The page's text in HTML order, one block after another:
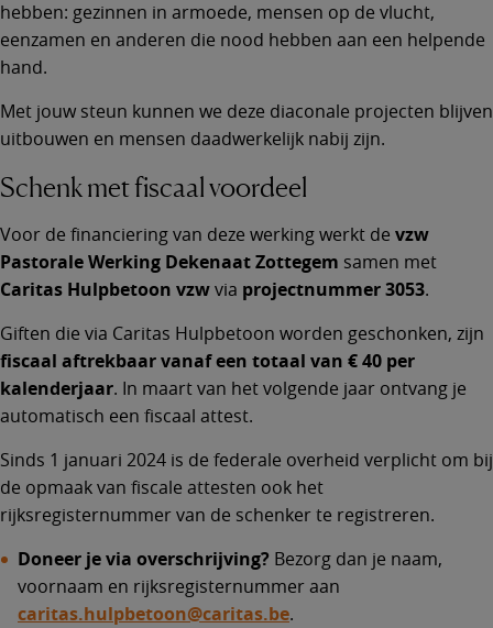
hebben: gezinnen in armoede, mensen op de vlucht,
eenzamen en anderen die nood hebben aan een helpende
hand.
Met jouw steun kunnen we deze diaconale projecten blijven
uitbouwen en mensen daadwerkelijk nabij zijn.
Schenk met fiscaal voordeel
Voor de financiering van deze werking werkt de vzw
Pastorale Werking Dekenaat Zottegem samen met
Caritas Hulpbetoon vzwvia projectnummer 3053.
Giften die via Caritas Hulpbetoon worden geschonken, zijn
fiscaal aftrekbaar vanaf een totaal van € 40 per
kalenderjaar. In maart van het volgende jaar ontvang je
automatisch een fiscaal attest.
Sinds 1 januari 2024 is de federale overheid verplicht om bij
de opmaak van fiscale attesten ook het
rijksregisternummer van de schenker te registreren.
Doneer je via overschrijving? Bezorg dan je naam,
voornaam en rijksregisternummer aan
caritas.hulpbetoon@caritas.be.